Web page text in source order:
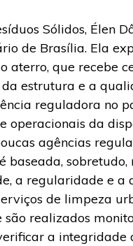
Sólidos, Élen
de Brasília. Ela
aterro, que recebe
estrutura e a
reguladora no
operacionais da
agências
baseada,
a regularidade e
de limpeza
realizados
a